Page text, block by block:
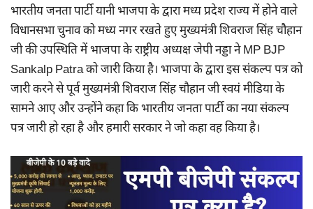
भारतीय जनता पार्टी यानी भाजपा के द्वारा मध्य प्रदेश राज्य में होने वाले
विधानसभा चुनाव को मध्य नगर रखते हुए मुख्यमंत्री शिवराज सिंह चौहान
जी की उपस्थिति में भाजपा के राष्ट्रीय अध्यक्ष जेपी नड्डा ने MP BJP
Sankalp Patra को जारी किया है। भाजपा के द्वारा इस संकल्प पत्र को
जारी करने से पूर्व मुख्यमंत्री शिवराज सिंह चौहान जी स्वयं मीडिया के
सामने आए और उन्होंने कहा कि भारतीय जनता पार्टी का नया संकल्प
पत्र जारी हो रहा है और हमारी सरकार ने जो कहा वह किया है।